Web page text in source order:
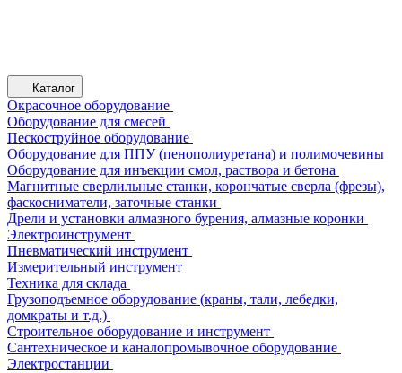
Каталог
Окрасочное оборудование
Оборудование для смесей
Пескоструйное оборудование
Оборудование для ППУ (пенополиуретана) и полимочевины
Оборудование для инъекции смол, раствора и бетона
Магнитные сверлильные станки, корончатые сверла (фрезы),
фаскосниматели, заточные станки
Дрели и установки алмазного бурения, алмазные коронки
Электроинструмент
Пневматический инструмент
Измерительный инструмент
Техника для склада
Грузоподъемное оборудование (краны, тали, лебедки,
домкраты и т.д.)
Строительное оборудование и инструмент
Сантехническое и каналопромывочное оборудование
Электростанции